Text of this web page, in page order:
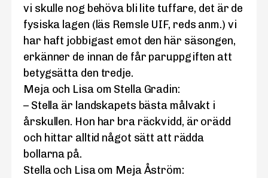
vi skulle nog behöva bli lite tuffare, det är de
fysiska lagen (läs Remsle UIF, reds anm.) vi
har haft jobbigast emot den här säsongen,
erkänner de innan de får paruppgiften att
betygsätta den tredje.
Meja och Lisa om Stella Gradin:
– Stella är landskapets bästa målvakt i
årskullen. Hon har bra räckvidd, är orädd
och hittar alltid något sätt att rädda
bollarna på.
Stella och Lisa om Meja Åström: